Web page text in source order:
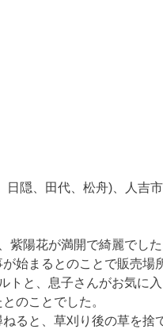
隠、田代、松舟)、人吉
紫陽花が満開で綺麗でした
始まるとのことで販売場
と、息子さんがお気に
のことでした。
ると、草刈り後の草を